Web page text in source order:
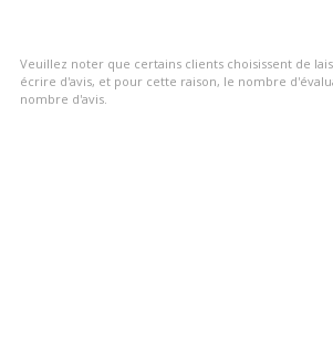
Veuillez noter que certains clients choisissent de
écrire d'avis, et pour cette raison, le nombre
nombre d'avis.